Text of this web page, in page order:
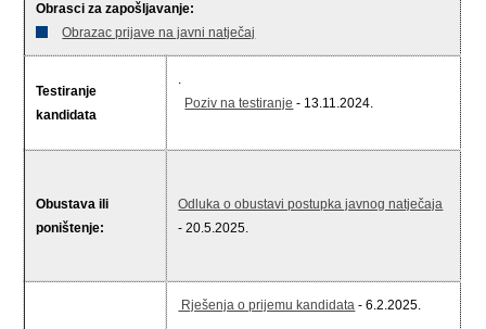
Obrasci za zapošljavanje:
Obrazac prijave na javni natječaj
Testiranje
kandidata
.
Poziv na testiranje - 13.11.2024.
Obustava ili
poništenje:
Odluka o obustavi postupka javnog natječaja
- 20.5.2025.
Rješenja o prijemu kandidata - 6.2.2025.